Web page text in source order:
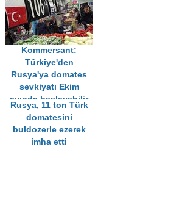
Kommersant:
Türkiye'den
Rusya'ya domates
sevkiyatı Ekim
ayında başlayabilir
Rusya, 11 ton Türk
domatesini
buldozerle ezerek
imha etti